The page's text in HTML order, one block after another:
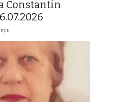
Constantin